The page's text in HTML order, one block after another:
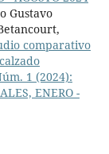
Gustavo
comparativo
1 (2024):
ENERO -